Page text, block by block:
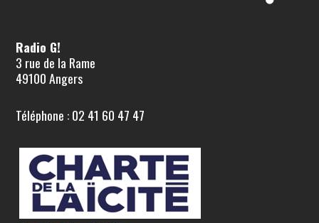
Radio G!
3 rue de la Rame
49100 Angers
Téléphone : 02 41 60 47 47